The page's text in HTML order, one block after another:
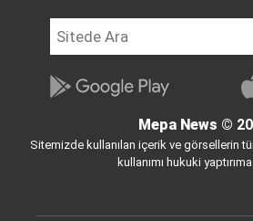
Mepa News ©
Sitemizde kullanılan içerik ve görsellerin
kullanımı hukuki